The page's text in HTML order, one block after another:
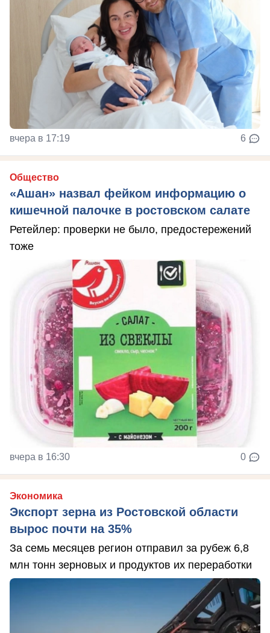
вчера в 17:19 6
Общество
«Ашан» назвал фейком информацию о
кишечной палочке в ростовском салате
Ретейлер: проверки не было, предостережений
тоже
вчера в 16:30 0
Экономика
Экспорт зерна из Ростовской области
вырос почти на 35%
За семь месяцев регион отправил за рубеж 6,8
млн тонн зерновых и продуктов их переработки